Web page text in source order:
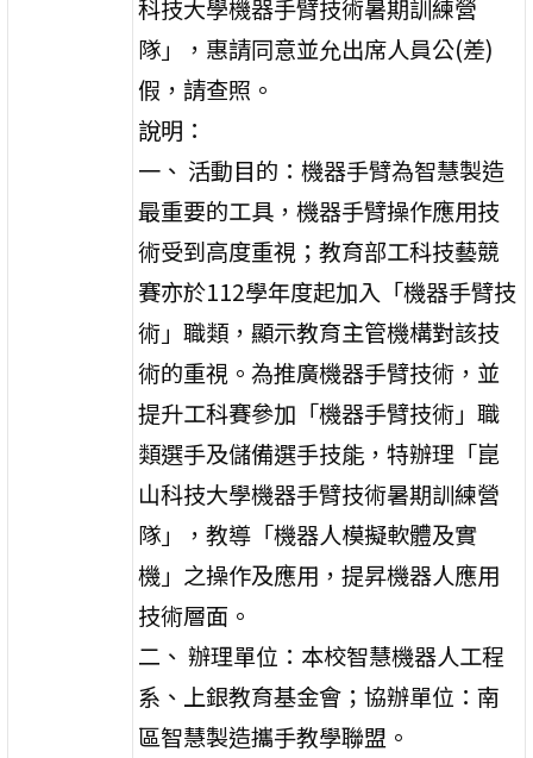
科技大學機器手臂技術暑期訓練營
隊」，惠請同意並允出席人員公(差)
假，請查照。
說明：
一、 活動目的：機器手臂為智慧製造
最重要的工具，機器手臂操作應用技
術受到高度重視；教育部工科技藝競
賽亦於112學年度起加入「機器手臂技
術」職類，顯示教育主管機構對該技
術的重視。為推廣機器手臂技術，並
提升工科賽參加「機器手臂技術」職
類選手及儲備選手技能，特辦理「崑
山科技大學機器手臂技術暑期訓練營
隊」，教導「機器人模擬軟體及實
機」之操作及應用，提昇機器人應用
技術層面。
二、 辦理單位：本校智慧機器人工程
系、上銀教育基金會；協辦單位：南
區智慧製造攜手教學聯盟。